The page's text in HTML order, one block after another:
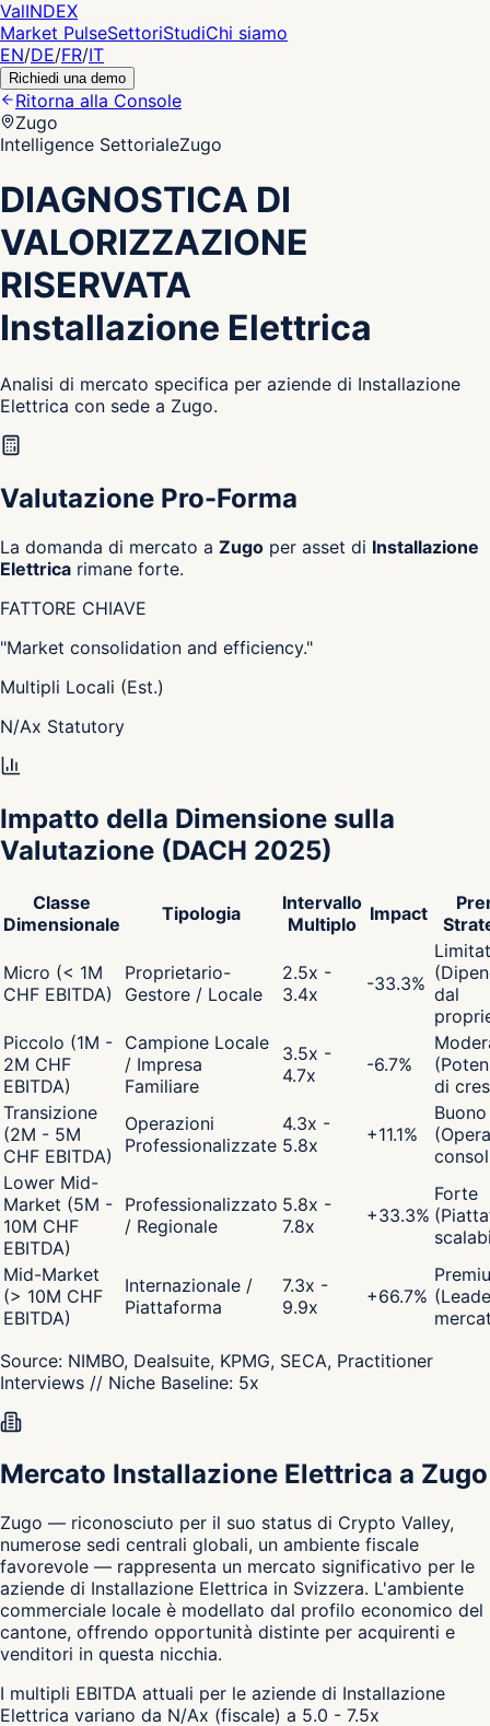
ValINDEX
Market PulseSettoriStudiChi siamo
EN/DE/FR/IT
Richiedi una demo
Ritorna alla Console
Zugo
Intelligence SettorialeZugo
DIAGNOSTICA DI
VALORIZZAZIONE
RISERVATA
Installazione Elettrica
Analisi di mercato specifica per aziende di Installazione
Elettrica con sede a Zugo.
Valutazione Pro-Forma
La domanda di mercato a Zugo per asset di Installazione
Elettrica rimane forte.
FATTORE CHIAVE
"Market consolidation and efficiency."
Multipli Locali (Est.)
N/Ax Statutory
Impatto della Dimensione sulla
Valutazione (DACH 2025)
Classe
Dimensionale
Tipologia
Intervallo
Multiplo
Impact
Micro (< 1M
CHF EBITDA)
Proprietario-
Gestore / Locale
2.5x -
3.4x
-33.3% dal
Piccolo (1M -
2M CHF
EBITDA)
Campione Locale
/ Impresa
Familiare
3.5x -
4.7x
-6.7%
di
Transizione
(2M - 5M
CHF EBITDA)
Operazioni
Professionalizzate
4.3x -
5.8x
+11.1%
Buono
Lower Mid-
Market (5M -
10M CHF
EBITDA)
Professionalizzato
/ Regionale
5.8x -
7.8x
+33.3%
Forte
Mid-Market
(> 10M CHF
EBITDA)
Internazionale /
Piattaforma
7.3x -
9.9x
+66.7%
Source: NIMBO, Dealsuite, KPMG, SECA, Practitioner
Interviews // Niche Baseline: 5x
Mercato Installazione Elettrica a Zugo
Zugo — riconosciuto per il suo status di Crypto Valley,
numerose sedi centrali globali, un ambiente fiscale
favorevole — rappresenta un mercato significativo per le
aziende di Installazione Elettrica in Svizzera. L'ambiente
commerciale locale è modellato dal profilo economico del
cantone, offrendo opportunità distinte per acquirenti e
venditori in questa nicchia.
I multipli EBITDA attuali per le aziende di Installazione
Elettrica variano da N/Ax (fiscale) a 5.0 - 7.5x